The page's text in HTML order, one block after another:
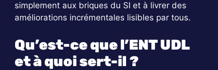
simplement aux briques du SI et à livrer des
améliorations incrémentales lisibles par tous.
Qu’est-ce que l’ENT UDL
et à quoi sert-il ?